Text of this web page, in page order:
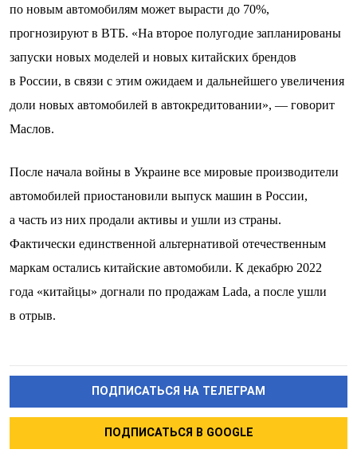
по новым автомобилям может вырасти до 70%,
прогнозируют в ВТБ. «На второе полугодие запланированы
запуски новых моделей и новых китайских брендов
в России, в связи с этим ожидаем и дальнейшего увеличения
доли новых автомобилей в автокредитовании», — говорит
Маслов.
После начала войны в Украине все мировые производители
автомобилей приостановили выпуск машин в России,
а часть из них продали активы и ушли из страны.
Фактически единственной альтернативой отечественным
маркам остались китайские автомобили. К декабрю 2022
года «китайцы» догнали по продажам Lada, а после ушли
в отрыв.
ПОДПИСАТЬСЯ НА ТЕЛЕГРАМ
ПОДПИСАТЬСЯ В GOOGLE